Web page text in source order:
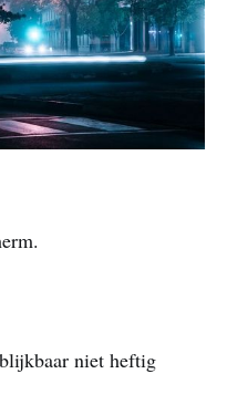
niet heftig